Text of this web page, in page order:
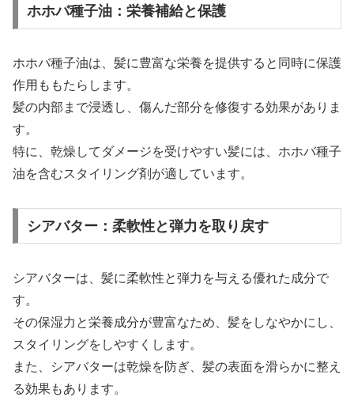
ホホバ種子油：栄養補給と保護
ホホバ種子油は、髪に豊富な栄養を提供すると同時に保護
作用ももたらします。
髪の内部まで浸透し、傷んだ部分を修復する効果がありま
す。
特に、乾燥してダメージを受けやすい髪には、ホホバ種子
油を含むスタイリング剤が適しています。
シアバター：柔軟性と弾力を取り戻す
シアバターは、髪に柔軟性と弾力を与える優れた成分で
す。
その保湿力と栄養成分が豊富なため、髪をしなやかにし、
スタイリングをしやすくします。
また、シアバターは乾燥を防ぎ、髪の表面を滑らかに整え
る効果もあります。